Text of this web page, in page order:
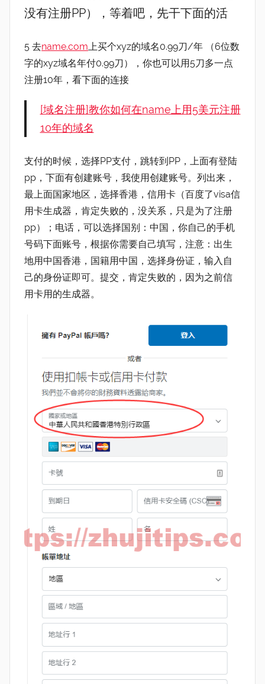
没有注册PP），等着吧，先干下面的活
5 去name.com 上买个xyz的域名0.99刀/年 （6位数
字的xyz域名年付0.99刀），你也可以用5刀多一点
注册10年，看下面的连接
[域名注册]教你如何在name上用5美元注册
10年的域名
支付的时候，选择PP支付，跳转到PP，上面有登陆
pp，下面有创建账号，我使用创建账号。列出来，
最上面国家地区，选择香港，信用卡（百度了visa信
用卡生成器，肯定失败的，没关系，只是为了注册
pp）；电话，可以选择国别：中国，你自己的手机
号码下面账号，根据你需要自己填写，注意：出生
地用中国香港，国籍用中国，选择身份证，输入自
己的身份证即可。提交，肯定失败的，因为之前信
用卡用的生成器。